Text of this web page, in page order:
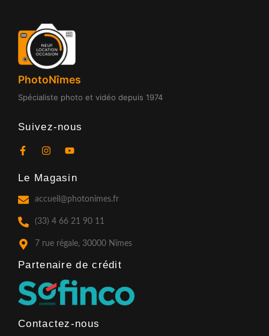
PhotoNîmes
Spécialiste photo et vidéo depuis 1974
Suivez-nous
F
e
o
o
k
-
f
I
t
g
a
m
Y
t
b
Le Magasin
accueil@photonimes.fr
(33) 4 66 21 90 11
7 rue régale, 30000 Nîmes
Partenaire de crédit​
Contactez-nous